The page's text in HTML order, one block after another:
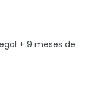
+ 9 meses de